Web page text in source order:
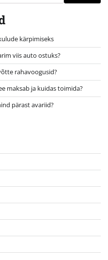
kärpimiseks
viis auto ostuks?
rahavoogusid?
maksab ja kuidas toimida?
pärast avariid?